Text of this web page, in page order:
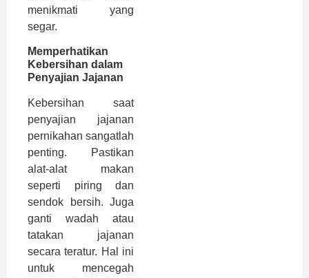
menikmati yang
segar.
Memperhatikan
Kebersihan dalam
Penyajian Jajanan
Kebersihan saat
penyajian jajanan
pernikahan sangatlah
penting. Pastikan
alat-alat makan
seperti piring dan
sendok bersih. Juga
ganti wadah atau
tatakan jajanan
secara teratur. Hal ini
untuk mencegah